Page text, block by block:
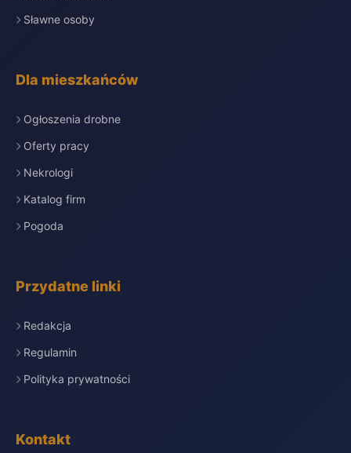
Sławne osoby
Dla mieszkańców
Ogłoszenia drobne
Oferty pracy
Nekrologi
Katalog firm
Pogoda
Przydatne linki
Redakcja
Regulamin
Polityka prywatności
Kontakt